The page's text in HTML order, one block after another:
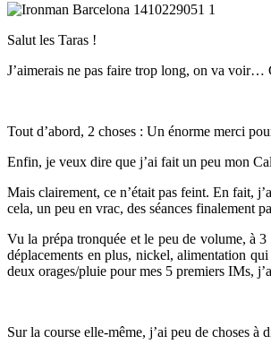
Salut les Taras !
J’aimerais ne pas faire trop long, on va voir…
Tout d’abord, 2 choses : Un énorme merci
Enfin, je veux dire que j’ai fait un peu mon
Mais clairement, ce n’était pas feint. En fait,
cela, un peu en vrac, des séances finalement
Vu la prépa tronquée et le peu de volume, à
déplacements en plus, nickel, alimentation
deux orages/pluie pour mes 5 premiers IMs,
Sur la course elle-même, j’ai peu de choses